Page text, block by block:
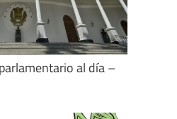
al día –